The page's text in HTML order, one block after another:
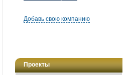
Добавь свою компанию
Проекты